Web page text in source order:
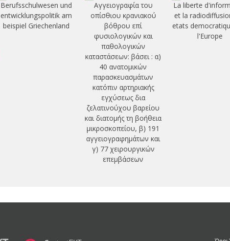
Berufsschulwesen und
entwicklungspolitik am
beispiel Griechenland
Αγγειογραφία του
οπίσθιου κρανιακού
βόθρου επί
φυσιολογικών και
παθολογικών
καταστάσεων: βάσει : α)
40 ανατομικών
παρασκευασμάτων
κατόπιν αρτηριακής
εγχύσεως δια
ζελατινούχου βαρείου
και διατομής τη βοήθεια
μικροσκοπείου, β) 191
αγγειογραφημάτων και
γ) 77 χειρουργικών
επεμβάσεων
La liberte
et la
etats
l'Europe